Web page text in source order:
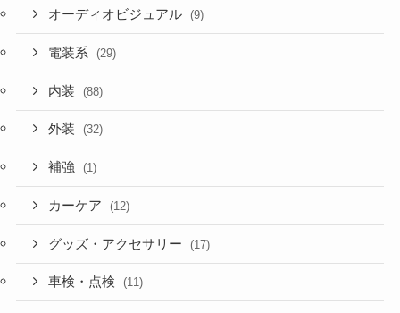
オーディオビジュアル (9)
電装系 (29)
内装 (88)
外装 (32)
補強 (1)
カーケア (12)
グッズ・アクセサリー (17)
車検・点検 (11)